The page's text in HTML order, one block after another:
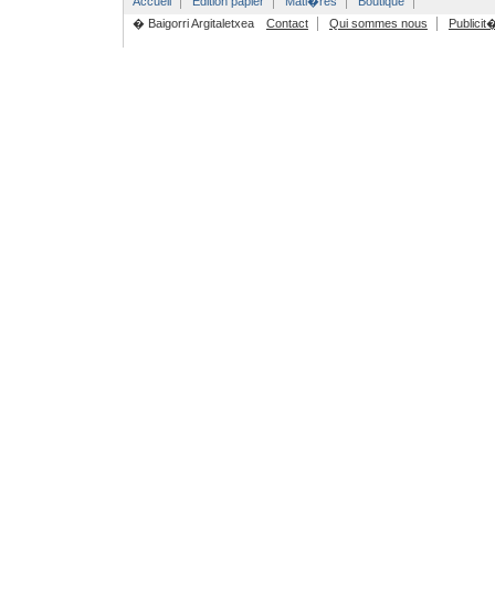
� Baigorri Argitaletxea
Contact Qui sommes nous